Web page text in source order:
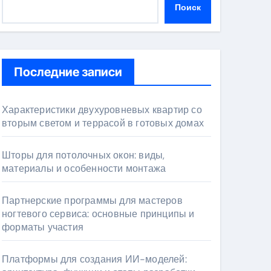
Поиск
Последние записи
Характеристики двухуровневых квартир со
вторым светом и террасой в готовых домах
Шторы для потолочных окон: виды,
материалы и особенности монтажа
Партнерские программы для мастеров
ногтевого сервиса: основные принципы и
форматы участия
Платформы для создания ИИ-моделей: